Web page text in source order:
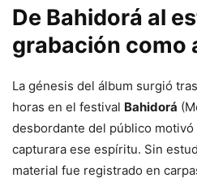
De Bahidorá al
grabación como
La génesis del álbum surgió
horas en el festival Bahidorá
desbordante del público motivó
capturara ese espíritu. Sin
material fue registrado en